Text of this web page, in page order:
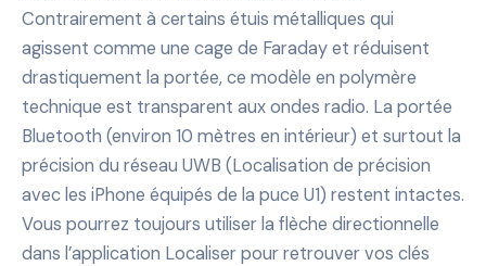
Contrairement à certains étuis métalliques qui
agissent comme une cage de Faraday et réduisent
drastiquement la portée, ce modèle en polymère
technique est transparent aux ondes radio. La portée
Bluetooth (environ 10 mètres en intérieur) et surtout la
précision du réseau UWB (Localisation de précision
avec les iPhone équipés de la puce U1) restent intactes.
Vous pourrez toujours utiliser la flèche directionnelle
dans l’application Localiser pour retrouver vos clés